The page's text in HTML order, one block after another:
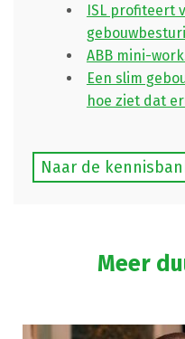
ISL profiteert
ABB mini-
Een slim
hoe ziet dat
Naar de
Meer